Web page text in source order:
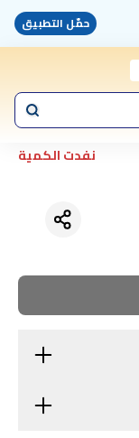
حمّل التطبيق
نفدت الكمية